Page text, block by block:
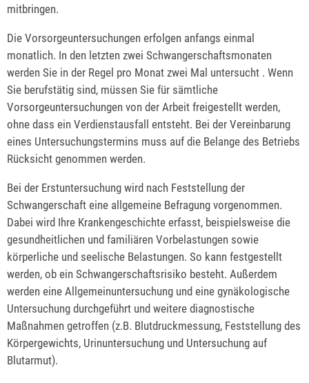
mitbringen.
Die Vorsorgeuntersuchungen erfolgen anfangs einmal
monatlich. In den letzten zwei Schwangerschaftsmonaten
werden Sie in der Regel pro Monat zwei Mal untersucht . Wenn
Sie berufstätig sind, müssen Sie für sämtliche
Vorsorgeuntersuchungen von der Arbeit freigestellt werden,
ohne dass ein Verdienstausfall entsteht. Bei der Vereinbarung
eines Untersuchungstermins muss auf die Belange des Betriebs
Rücksicht genommen werden.
Bei der Erstuntersuchung wird nach Feststellung der
Schwangerschaft eine allgemeine Befragung vorgenommen.
Dabei wird Ihre Krankengeschichte erfasst, beispielsweise die
gesundheitlichen und familiären Vorbelastungen sowie
körperliche und seelische Belastungen. So kann festgestellt
werden, ob ein Schwangerschaftsrisiko besteht. Außerdem
werden eine Allgemeinuntersuchung und eine gynäkologische
Untersuchung durchgeführt und weitere diagnostische
Maßnahmen getroffen (z.B. Blutdruckmessung, Feststellung des
Körpergewichts, Urinuntersuchung und Untersuchung auf
Blutarmut).